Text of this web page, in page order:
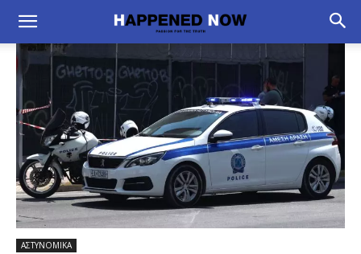
ΑΣΤΥΝΟΜΙΚΑ